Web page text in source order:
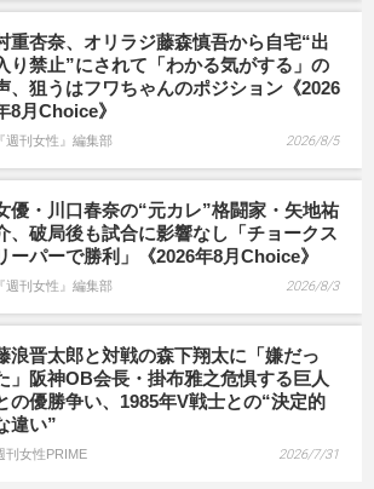
重杏奈、オリラジ藤森慎吾から自宅“出
り禁止”にされて「わかる気がする」の
、狙うはフワちゃんのポジション《2026
8月Choice》
『週刊女性』編集部 2026/8/5
優・川口春奈の“元カレ”格闘家・矢地祐
、破局後も試合に影響なし「チョークス
ーパーで勝利」《2026年8月Choice》
『週刊女性』編集部 2026/8/3
浪晋太郎と対戦の森下翔太に「嫌だっ
」阪神OB会長・掛布雅之危惧する巨人
の優勝争い、1985年V戦士との“決定的
違い”
刊女性PRIME 2026/7/31